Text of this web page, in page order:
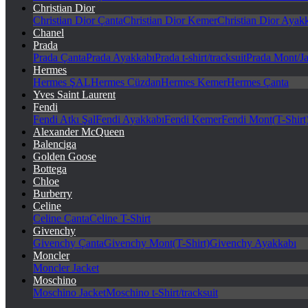
Christian Dior
Christian Dior ÇantaChristian Dior KemerChristian Dior
Chanel
Prada
Prada ÇantaPrada AyakkabıPrada t-shirt/tracksuitPrada Mont/
Hermes
Hermes ŞALHermes CüzdanHermes KemerHermes Çanta
Yves Saint Laurent
Fendi
Fendi Atkı ŞalFendi AyakkabıFendi KemerFendi Mont(T-
Alexander McQueen
Balenciga
Golden Goose
Bottega
Chloe
Burberry
Celine
Celine ÇantaCeline T-Shirt
Givenchy
Givenchy ÇantaGivenchy Mont(T-Shirt)Givenchy Ayakkabı
Moncler
Moncler Jacket
Moschino
Moschino JacketMoschino t-Shirt/tracksuit